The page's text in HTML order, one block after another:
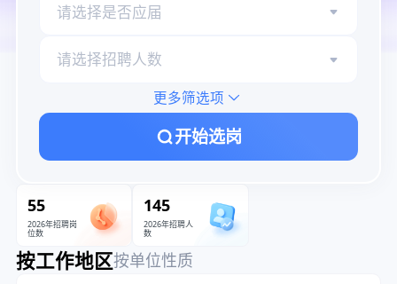
请选择是否应届
请选择招聘人数
更多筛选项
开始选岗
55
2026年招聘岗
位数
145
2026年招聘人
数
按工作地区按单位性质